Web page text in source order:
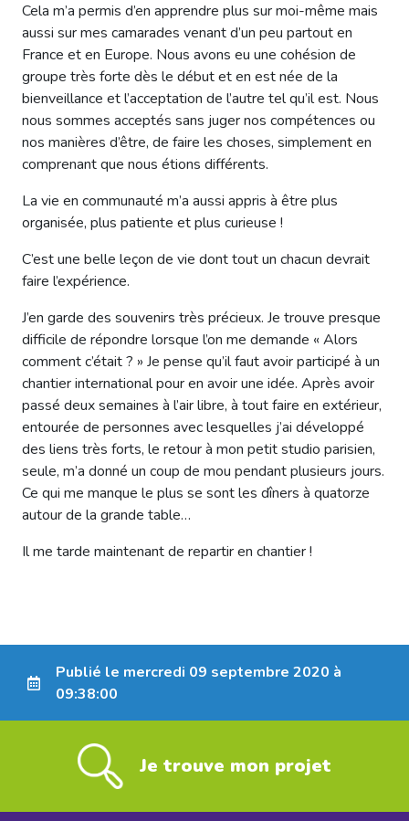
Cela m’a permis d’en apprendre plus sur moi-même mais
aussi sur mes camarades venant d’un peu partout en
France et en Europe. Nous avons eu une cohésion de
groupe très forte dès le début et en est née de la
bienveillance et l’acceptation de l’autre tel qu’il est. Nous
nous sommes acceptés sans juger nos compétences ou
nos manières d’être, de faire les choses, simplement en
comprenant que nous étions différents.
La vie en communauté m’a aussi appris à être plus
organisée, plus patiente et plus curieuse !
C’est une belle leçon de vie dont tout un chacun devrait
faire l’expérience.
J’en garde des souvenirs très précieux. Je trouve presque
difficile de répondre lorsque l’on me demande « Alors
comment c’était ? » Je pense qu’il faut avoir participé à un
chantier international pour en avoir une idée. Après avoir
passé deux semaines à l’air libre, à tout faire en extérieur,
entourée de personnes avec lesquelles j’ai développé
des liens très forts, le retour à mon petit studio parisien,
seule, m’a donné un coup de mou pendant plusieurs jours.
Ce qui me manque le plus se sont les dîners à quatorze
autour de la grande table…
Il me tarde maintenant de repartir en chantier !
Publié le mercredi 09 septembre 2020 à
09:38:00
Je trouve mon projet